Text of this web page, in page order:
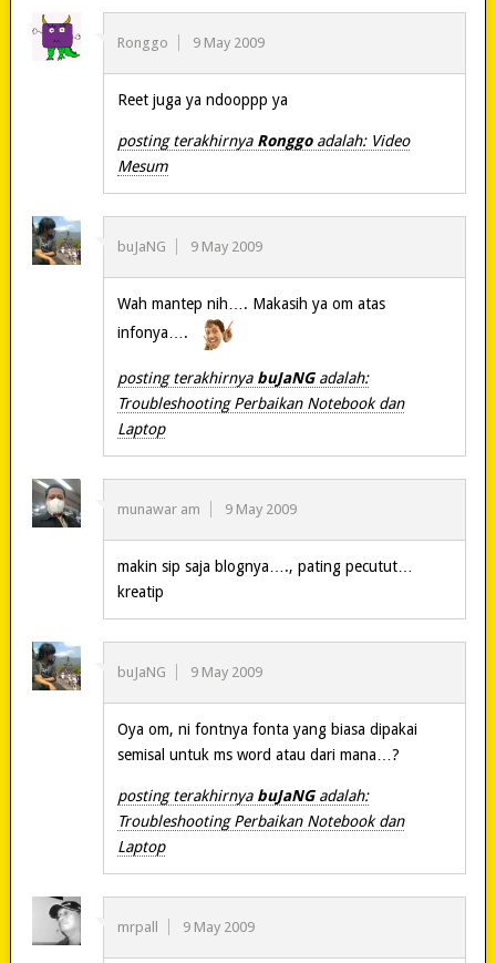
Ronggo 9 May 2009
Reet juga ya ndooppp ya
posting terakhirnya Ronggo adalah: Video
Mesum
buJaNG 9 May 2009
Wah mantep nih…. Makasih ya om atas
infonya….
posting terakhirnya buJaNGadalah:
Troubleshooting Perbaikan Notebook dan
Laptop
munawar am 9 May 2009
makin sip saja blognya…., pating pecutut…
kreatip
buJaNG 9 May 2009
Oya om, ni fontnya fonta yang biasa dipakai
semisal untuk ms word atau dari mana…?
posting terakhirnya buJaNGadalah:
Troubleshooting Perbaikan Notebook dan
Laptop
mrpall 9 May 2009